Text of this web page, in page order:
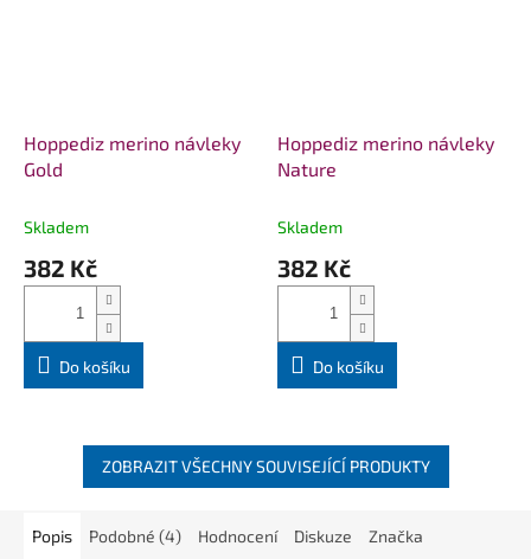
Hoppediz merino návleky
Gold
Skladem
382 Kč
Do košíku
Hoppediz merino návleky
Nature
Skladem
382 Kč
Do košíku
ZOBRAZIT VŠECHNY SOUVISEJÍCÍ PRODUKTY
Popis Podobné (4) Hodnocení Diskuze Značka